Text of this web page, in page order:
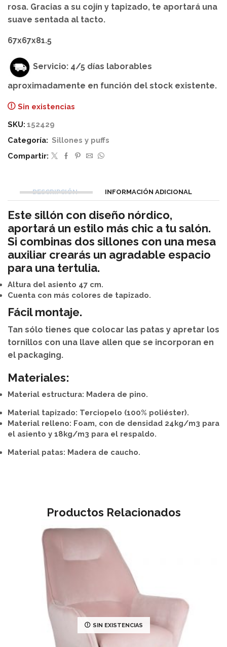
rosa. Gracias a su cojín y tapizado, te aportará una
suave sentada al tacto.
67x67x81.5
Servicio: 4/5 días laborables
aproximadamente en función del stock existente.
Sin existencias
SKU: 152429
Categoría: Sillones y puffs
Compartir:
DESCRIPCIÓN INFORMACIÓN ADICIONAL
Este sillón con diseño nórdico,
aportará un estilo más chic a tu salón.
Si combinas dos sillones con una mesa
auxiliar crearás un agradable espacio
para una tertulia.
Altura del asiento 47 cm.
Cuenta con más colores de tapizado.
Fácil montaje.
Tan sólo tienes que colocar las patas y apretar los
tornillos con una llave allen que se incorporan en
el packaging.
Materiales:
Material estructura: Madera de pino.
Material tapizado: Terciopelo (100% poliéster).
Material relleno: Foam, con de densidad 24kg/m3 para
el asiento y 18kg/m3 para el respaldo.
Material patas: Madera de caucho.
Productos Relacionados
SIN EXISTENCIAS